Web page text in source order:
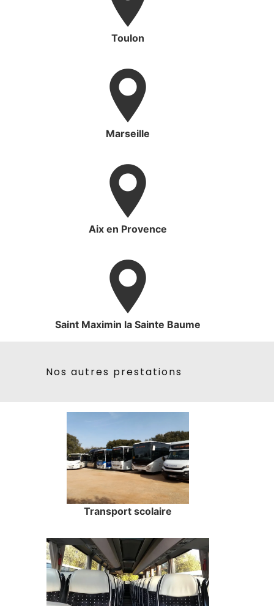
Toulon
Marseille
Aix en Provence
Saint Maximin la Sainte Baume
Nos autres prestations
Transport scolaire